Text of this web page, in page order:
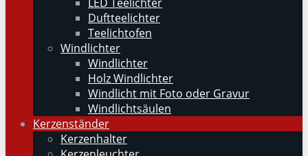
Duftteelichter
Teelichtofen
Windlichter
Windlichter
Holz Windlichter
Windlicht mit Foto oder Gravur
Windlichtsäulen
Kerzenständer
Kerzenhalter